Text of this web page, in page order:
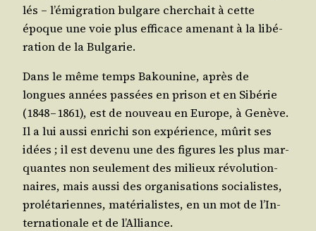
lés – l’é­mi­gra­tion bul­gare cher­chait à cette
époque une voie plus effi­cace ame­nant à la libé­
ra­tion de la Bulgarie.
Dans le même temps Bakou­nine, après de
longues années pas­sées en pri­son et en Sibé­rie
(1848 – 1861), est de nou­veau en Europe, à Genève.
Il a lui aus­si enri­chi son expé­rience, mûrit ses
idées ; il est deve­nu une des figures les plus mar­
quantes non seule­ment des milieux révo­lu­tion­
naires, mais aus­si des orga­ni­sa­tions socia­listes,
pro­lé­ta­riennes, maté­ria­listes, en un mot de l’In­
ter­na­tio­nale et de l’Alliance.